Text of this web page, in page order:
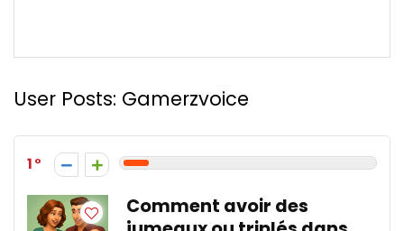
User Posts: Gamerzvoice
1
Comment avoir des